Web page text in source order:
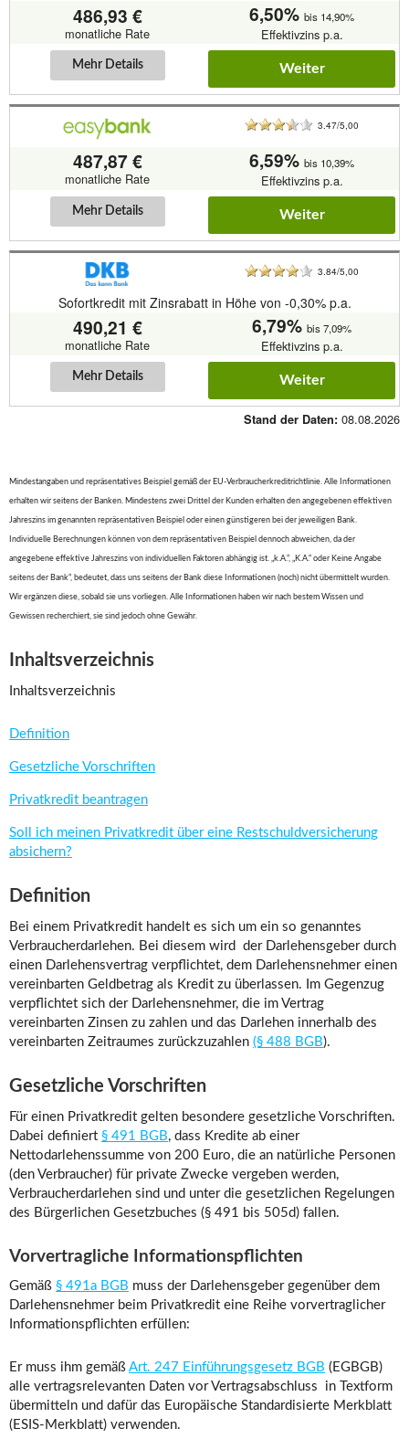
486,93 €
monatliche Rate
6,50% bis 14,90%
Effektivzins p.a.
Mehr Details Weiter
3.47/5,00
487,87 €
monatliche Rate
6,59% bis 10,39%
Effektivzins p.a.
Mehr Details Weiter
3.84/5,00
Sofortkredit mit Zinsrabatt in Höhe von -0,30% p.a.
490,21 €
monatliche Rate
6,79% bis 7,09%
Effektivzins p.a.
Mehr Details Weiter
Stand der Daten: 08.08.2026
Mindestangaben und repräsentatives Beispiel gemäß der EU-Verbraucherkreditrichtlinie. Alle Informationen
erhalten wir seitens der Banken. Mindestens zwei Drittel der Kunden erhalten den angegebenen effektiven
Jahreszins im genannten repräsentativen Beispiel oder einen günstigeren bei der jeweiligen Bank.
Individuelle Berechnungen können von dem repräsentativen Beispiel dennoch abweichen, da der
angegebene effektive Jahreszins von individuellen Faktoren abhängig ist. „k.A.“, „K.A.“ oder Keine Angabe
seitens der Bank“, bedeutet, dass uns seitens der Bank diese Informationen (noch) nicht übermittelt wurden.
Wir ergänzen diese, sobald sie uns vorliegen. Alle Informationen haben wir nach bestem Wissen und
Gewissen recherchiert, sie sind jedoch ohne Gewähr.
Inhaltsverzeichnis
Inhaltsverzeichnis
Definition
Gesetzliche Vorschriften
Privatkredit beantragen
Soll ich meinen Privatkredit über eine Restschuldversicherung
absichern?
Definition
Bei einem Privatkredit handelt es sich um ein so genanntes
Verbraucherdarlehen. Bei diesem wird der Darlehensgeber durch
einen Darlehensvertrag verpflichtet, dem Darlehensnehmer einen
vereinbarten Geldbetrag als Kredit zu überlassen. Im Gegenzug
verpflichtet sich der Darlehensnehmer, die im Vertrag
vereinbarten Zinsen zu zahlen und das Darlehen innerhalb des
vereinbarten Zeitraumes zurückzuzahlen (§ 488 BGB).
Gesetzliche Vorschriften
Für einen Privatkredit gelten besondere gesetzliche Vorschriften.
Dabei definiert § 491 BGB, dass Kredite ab einer
Nettodarlehenssumme von 200 Euro, die an natürliche Personen
(den Verbraucher) für private Zwecke vergeben werden,
Verbraucherdarlehen sind und unter die gesetzlichen Regelungen
des Bürgerlichen Gesetzbuches (§ 491 bis 505d) fallen.
Vorvertragliche Informationspflichten
Gemäß § 491a BGB muss der Darlehensgeber gegenüber dem
Darlehensnehmer beim Privatkredit eine Reihe vorvertraglicher
Informationspflichten erfüllen:
Er muss ihm gemäß Art. 247 Einführungsgesetz BGB (EGBGB)
alle vertragsrelevanten Daten vor Vertragsabschluss in Textform
übermitteln und dafür das Europäische Standardisierte Merkblatt
(ESIS-Merkblatt) verwenden.